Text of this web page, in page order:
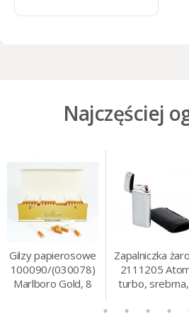
Najczęściej
Gilzy papierosowe
100090/(030078)
Marlboro Gold, 8
Zapalniczka
2111205
turbo,